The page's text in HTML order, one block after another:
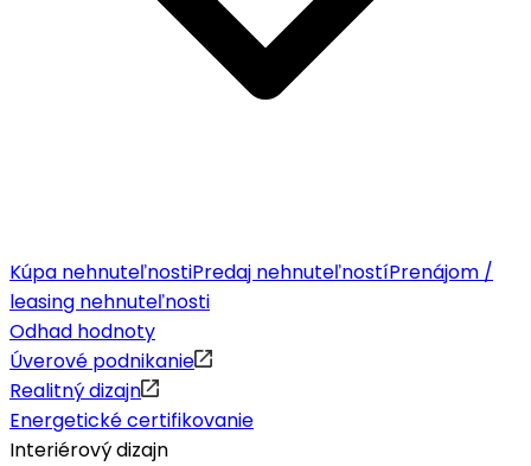
Kúpa nehnuteľnostiPredaj nehnuteľnostíPrenájom /
leasing nehnuteľnosti
Odhad hodnoty
Úverové podnikanie
Realitný dizajn
Energetické certifikovanie
Interiérový dizajn